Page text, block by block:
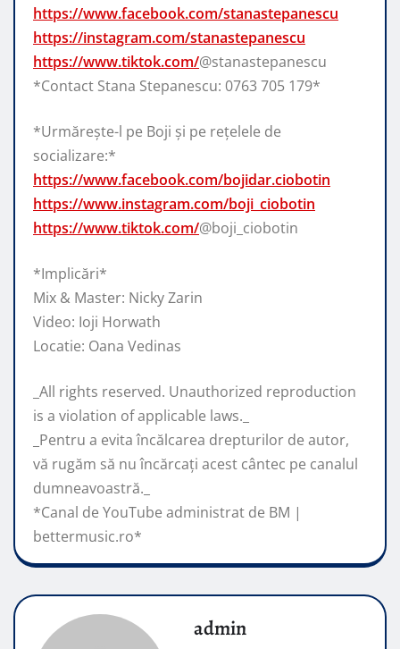
https://www.facebook.com/stanastepanescu
https://instagram.com/stanastepanescu
https://www.tiktok.com/@stanastepanescu
*Contact Stana Stepanescu: 0763 705 179*
*Urmărește-l pe Boji și pe rețelele de
socializare:*
https://www.facebook.com/bojidar.ciobotin
https://www.instagram.com/boji_ciobotin
https://www.tiktok.com/@boji_ciobotin
*Implicări*
Mix & Master: Nicky Zarin
Video: Ioji Horwath
Locatie: Oana Vedinas
_All rights reserved. Unauthorized reproduction
is a violation of applicable laws._
_Pentru a evita încălcarea drepturilor de autor,
vă rugăm să nu încărcați acest cântec pe canalul
dumneavoastră._
*Canal de YouTube administrat de BM |
bettermusic.ro*
admin